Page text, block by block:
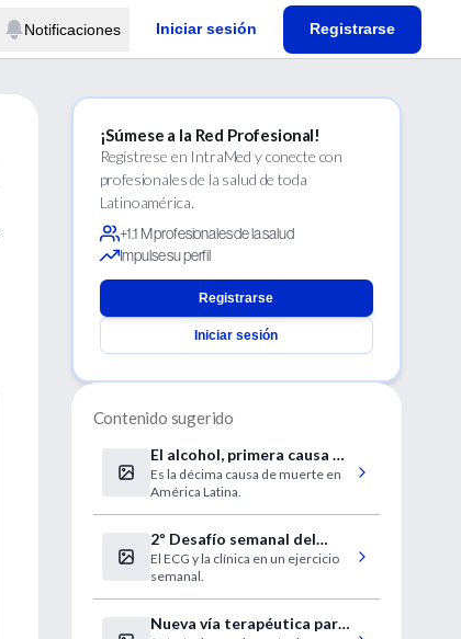
Notificaciones Iniciar sesión Registrarse
¡Súmese a la Red Profesional!
Regístrese en IntraMed y conecte con
profesionales de la salud de toda
Latinoamérica.
+1.1 M profesionales de la salud
Impulse su perfil
Registrarse
Iniciar sesión
Contenido sugerido
El alcohol, primera causa de
muerte entre la población
joven mexicana
Es la décima causa de muerte en
América Latina.
2º Desafío semanal del
"Curso a distancia de ECG"
El ECG y la clínica en un ejercicio
semanal.
Nueva vía terapéutica para